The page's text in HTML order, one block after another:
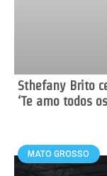
Sthefany Brito
‘Te amo todos
MATO GROSSO